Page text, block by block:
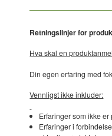
Retningslinjer for
Hva skal en
Din egen erfaring med
Vennligst ikke inkluder:
Erfaringer som ikke
Erfaringer i